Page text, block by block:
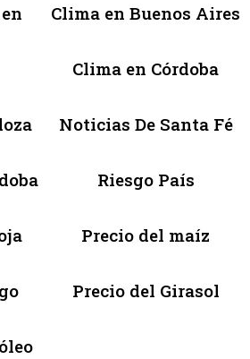
Clima en Buenos Aires
Clima en Córdoba
Noticias De Santa Fé
Riesgo País
Precio del maíz
Precio del Girasol